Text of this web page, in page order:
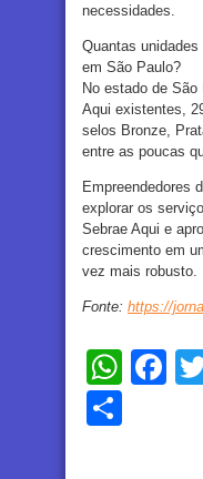
necessidades.
Quantas
em São Paulo?
No estado de
Aqui existentes,
selos Bronze,
entre as poucas
Empreendedores
explorar os
Sebrae Aqui e
crescimento em
vez mais robusto.
Fonte: https://